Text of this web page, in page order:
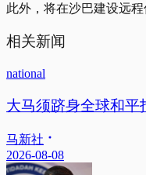
此外，将在沙巴建设远程
相关新闻
national
大马须跻身全球和
马新社
2026-08-08